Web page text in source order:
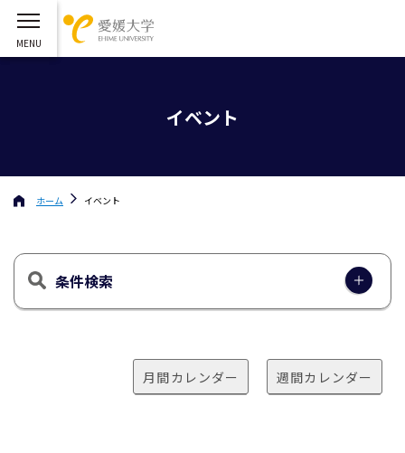
イベント
ホーム イベント
条件検索
月間カレンダー 週間カレンダー